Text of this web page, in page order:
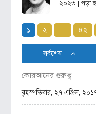
২০২৩ | পড়া
১ ২ … ৪২
সর্বশেষ
কোরআনের গুরুত্ব
বৃহস্পতিবার, ২৭ এপ্রিল,